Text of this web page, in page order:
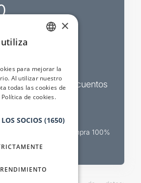
actualidad y descuentos
de venta teatral Compra 100%
×
para mejorar la
Al utilizar nuestro
todas las cookies de
de cookies.
SOCIOS (1650)